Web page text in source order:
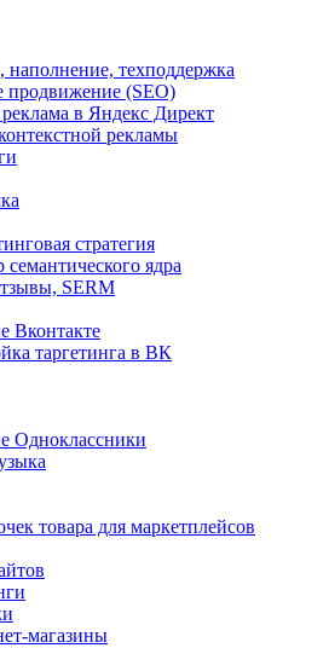
наполнение, техподдержка
продвижение (SEO)
в Яндекс Директ
рекламы
стратегия
семантического ядра
SERM
Вконтакте
таргетинга в ВК
Одноклассники
товара для маркетплейсов
магазины